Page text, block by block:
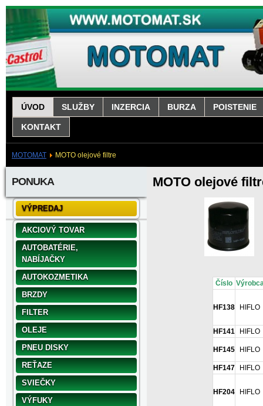
ÚVOD SLUŽBY INZERCIA BURZA POISTENIE
KONTAKT
MOTOMAT MOTO olejové filtre
PONUKA
VÝPREDAJ
AKCIOVÝ TOVAR
AUTOBATÉRIE,
NABÍJAČKY
AUTOKOZMETIKA
BRZDY
FILTER
OLEJE
PNEU DISKY
REŤAZE
SVIEČKY
VÝFUKY
MOTO olejové
Číslo
HF138 HIFLO
HF141 HIFLO
HF145 HIFLO
HF147 HIFLO
HF204 HIFLO